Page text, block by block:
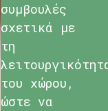
συμβουλές
σχετικά με
τη
του χώρου,
ώστε να